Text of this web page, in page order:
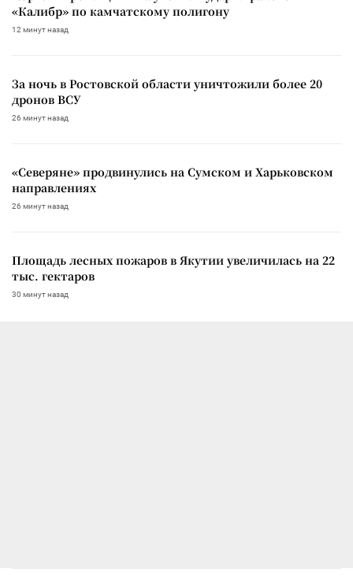
«Калибр» по камчатскому полигону
12 минут назад
За ночь в Ростовской области уничтожили более 20
дронов ВСУ
26 минут назад
«Северяне» продвинулись на Сумском и Харьковском
направлениях
26 минут назад
Площадь лесных пожаров в Якутии увеличилась на 22
тыс. гектаров
30 минут назад